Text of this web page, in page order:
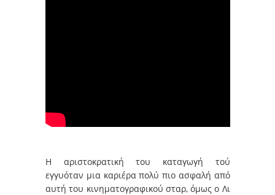
Η αριστοκρατική του καταγωγή τού
εγγυόταν μια καριέρα πολύ πιο ασφαλή από
αυτή του κινηματογραφικού σταρ, όμως ο Λι